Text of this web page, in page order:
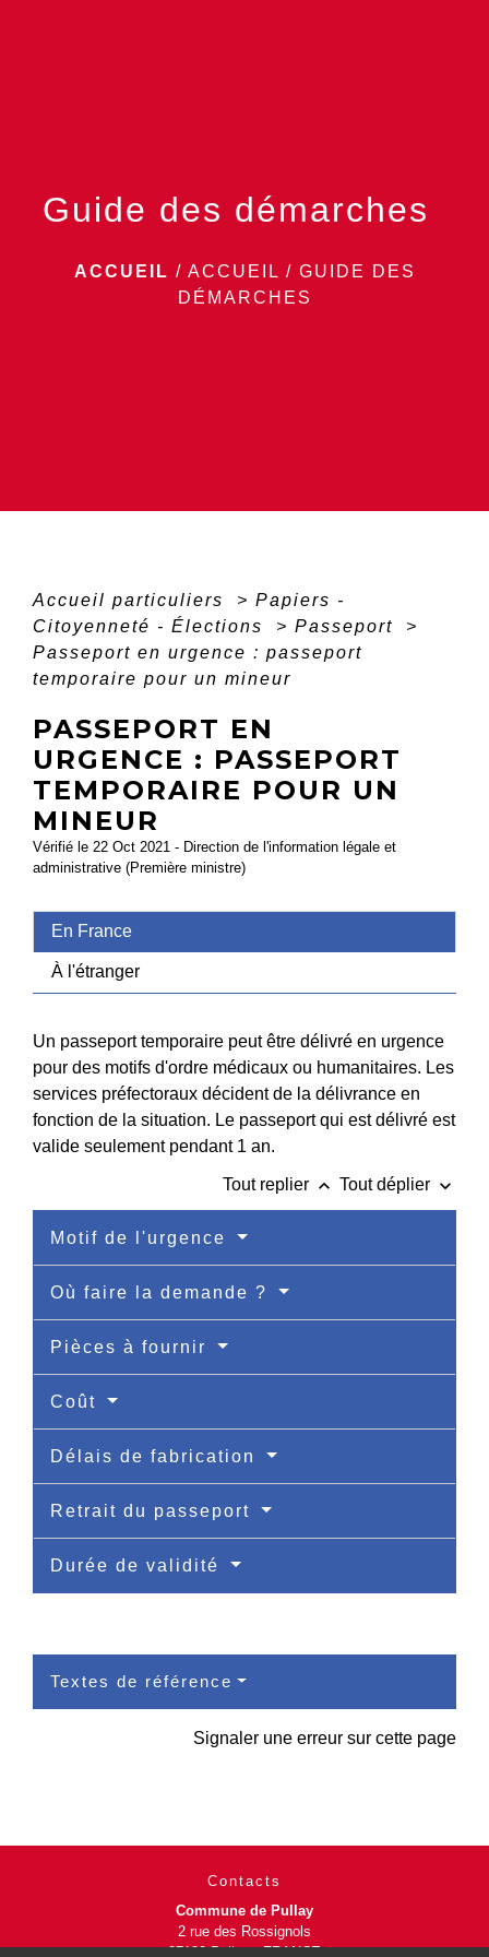
Guide des démarches
ACCUEIL / ACCUEIL / GUIDE DES
DÉMARCHES
Accueil particuliers > Papiers -
Citoyenneté - Élections
> Passeport
>
Passeport en urgence : passeport
temporaire pour un mineur
PASSEPORT EN
URGENCE : PASSEPORT
TEMPORAIRE POUR UN
MINEUR
Vérifié le 22 Oct 2021 - Direction de l'information légale et
administrative (Première ministre)
En France
À l'étranger
Un passeport temporaire peut être délivré en urgence
pour des motifs d'ordre médicaux ou humanitaires. Les
services préfectoraux décident de la délivrance en
fonction de la situation. Le passeport qui est délivré est
valide seulement pendant 1 an.
Tout replier keyboard_arrow_up Tout déplier keyboard_arrow_down
Motif de l'urgence
Où faire la demande ?
Pièces à fournir
Coût
Délais de fabrication
Retrait du passeport
Durée de validité
Textes de référence
Signaler une erreur sur cette page
Contacts
Commune de Pullay
2 rue des Rossignols
27130 Pullay - FRANCE